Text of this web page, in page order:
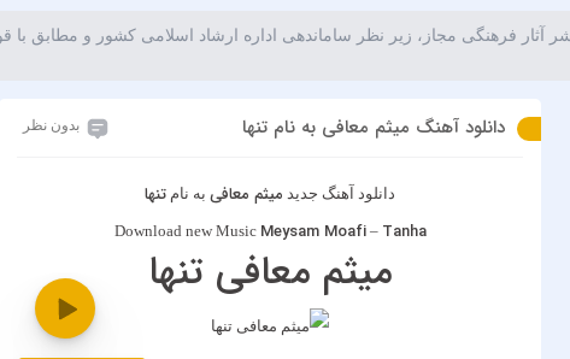
آثار فرهنگی مجاز، زیر نظر ساماندهی اداره ارشاد اسلامی کشور و مطابق با
دانلود آهنگ میثم معافی به نام تنها بدون نظر
دانلود آهنگ جدید میثم معافی به نام تنها
Download new Music Meysam Moafi– Tanha
میثم معافی تنها